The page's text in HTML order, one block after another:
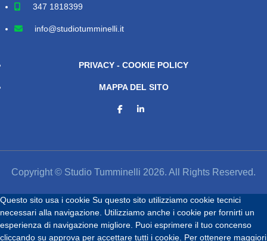
347 1818399
info@studiotumminelli.it
PRIVACY - COOKIE POLICY
MAPPA DEL SITO
Copyright © Studio Tumminelli 2026. All Rights Reserved.
Questo sito usa i cookie Su questo sito utilizziamo cookie tecnici
necessari alla navigazione. Utilizziamo anche i cookie per fornirti un
esperienza di navigazione migliore. Puoi esprimere il tuo concenso
cliccando su approva per accettare tutti i cookie. Per ottenere maggiori